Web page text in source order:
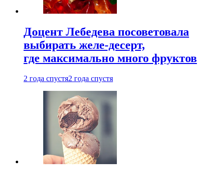
Доцент Лебедева посоветовала
выбирать желе-десерт,
где максимально много фруктов
2 года спустя2 года спустя